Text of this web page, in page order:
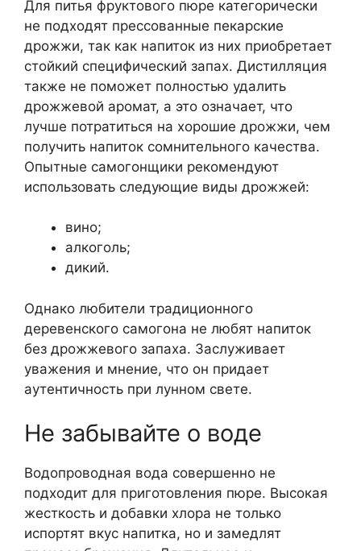
Для питья фруктового пюре категорически
не подходят прессованные пекарские
дрожжи, так как напиток из них приобретает
стойкий специфический запах. Дистилляция
также не поможет полностью удалить
дрожжевой аромат, а это означает, что
лучше потратиться на хорошие дрожжи, чем
получить напиток сомнительного качества.
Опытные самогонщики рекомендуют
использовать следующие виды дрожжей:
вино;
алкоголь;
дикий.
Однако любители традиционного
деревенского самогона не любят напиток
без дрожжевого запаха. Заслуживает
уважения и мнение, что он придает
аутентичность при лунном свете.
Не забывайте о воде
Водопроводная вода совершенно не
подходит для приготовления пюре. Высокая
жесткость и добавки хлора не только
испортят вкус напитка, но и замедлят